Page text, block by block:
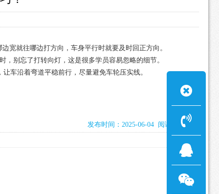
宽就往哪边打方向，车身平行时就要及时回正方向。
别忘了打转向灯，这是很多学员容易忽略的细节。
车沿着弯道平稳前行，尽量避免车轮压实线。
发布时间：2025-06-04 阅读：1309次